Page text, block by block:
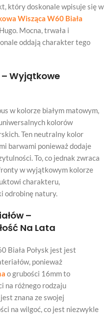
który doskonale wpisuje się w
Wisząca W60 Biała
Mocna, trwała i
oddają charakter tego
Wyjątkowe
w kolorze białym matowym,
kolorów
Ten neutralny kolor
barwami ponieważ dodaje
To, co jednak zwraca
w wyjątkowym kolorze
charakteru,
odrobinę natury.
–
Na Lata
Biała Połysk jest jest
ponieważ
o grubości 16mm to
na różnego rodzaju
znana ze swojej
na wilgoć, co jest niezwykle